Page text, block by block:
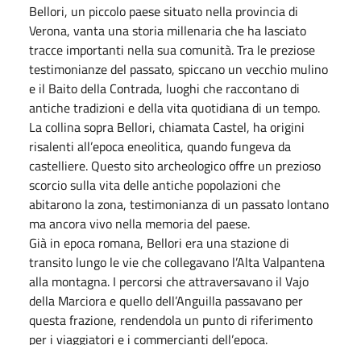
Bellori, un piccolo paese situato nella provincia di
Verona, vanta una storia millenaria che ha lasciato
tracce importanti nella sua comunità. Tra le preziose
testimonianze del passato, spiccano un vecchio mulino
e il Baito della Contrada, luoghi che raccontano di
antiche tradizioni e della vita quotidiana di un tempo.
La collina sopra Bellori, chiamata Castel, ha origini
risalenti all’epoca eneolitica, quando fungeva da
castelliere. Questo sito archeologico offre un prezioso
scorcio sulla vita delle antiche popolazioni che
abitarono la zona, testimonianza di un passato lontano
ma ancora vivo nella memoria del paese.
Già in epoca romana, Bellori era una stazione di
transito lungo le vie che collegavano l’Alta Valpantena
alla montagna. I percorsi che attraversavano il Vajo
della Marciora e quello dell’Anguilla passavano per
questa frazione, rendendola un punto di riferimento
per i viaggiatori e i commercianti dell’epoca.